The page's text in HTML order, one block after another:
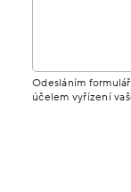
Odesláním
účelem vyřízení